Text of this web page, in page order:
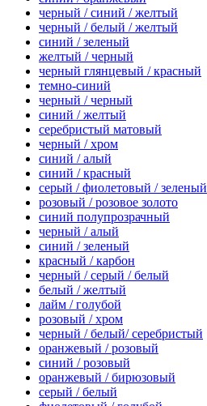
черный / синий / желтый
черный / белый / желтый
синий / зеленый
желтый / черный
черный глянцевый / красный
темно-синий
черный / черный
синий / желтый
серебристый матовый
черный / хром
синий / алый
синий / красный
серый / фиолетовый / зеленый
розовый / розовое золото
синий полупрозрачный
черный / алый
синий / зеленый
красный / карбон
черный / серый / белый
белый / желтый
лайм / голубой
розовый / хром
черный / белый/ серебристый
оранжевый / розовый
синий / розовый
оранжевый / бирюзовый
серый / белый